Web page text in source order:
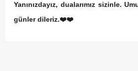
Yanınızdayız, dualarımız sizinle.
günler dileriz.❤️❤️